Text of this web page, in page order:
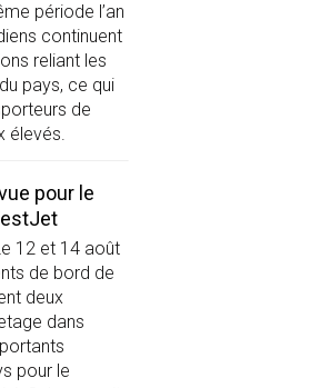
période l’an
continuent
reliant les
pays, ce qui
de
élevés.
pour le
12 et 14 août
de bord de
deux
dans
pour le